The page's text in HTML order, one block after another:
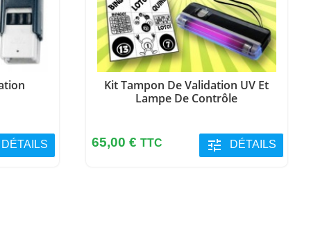
DÉTAILS
Kit Tampon De Validation UV Et
Lampe De Contrôle
Prix
65,00 € TTC tune DÉTAILS